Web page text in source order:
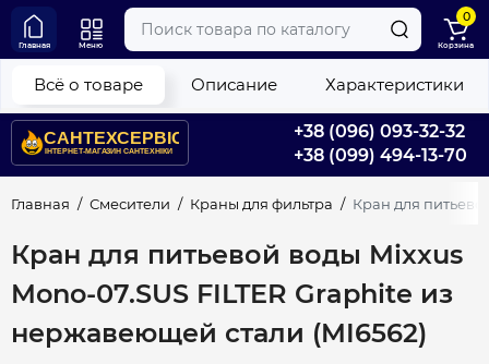
+38 (096) 093-32-32
+38 (099) 494-13-70
Главная Меню
0
Корзина
Главная Смесители Краны для фильтра Кран для
Кран для питьевой воды Mixxus
Mono-07.SUS FILTER Graphite из
нержавеющей стали (MI6562)
Всё о товаре Описание Характеристики